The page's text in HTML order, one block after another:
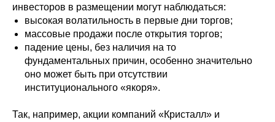
инвесторов в размещении могут наблюдаться:
высокая волатильность в первые дни торгов;
массовые продажи после открытия торгов;
падение цены, без наличия на то
фундаментальных причин, особенно значительно
оно может быть при отсутствии
институционального «якоря».
Так, например, акции компаний «Кристалл» и